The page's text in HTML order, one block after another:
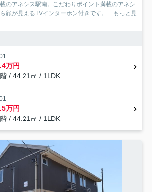
のアネシス駅南。こだわりポイント満載のアネシ
顔が見えるTVインターホン付きです。... もっと見
万円
/ 44.21㎡ / 1LDK
万円
/ 44.21㎡ / 1LDK